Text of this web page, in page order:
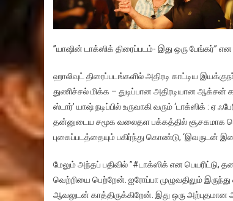
”யாஷின் டாக்ஸிக் திரைப்படம்- இது ஒரு பேங்கர்” என
ஹாலிவுட் திரைப்படங்களில் அதிரடி காட்டிய
துணிச்சல் மிக்க – துடிப்பான அதிரடியான ஆக்சன்
ஸ்டார்’ யாஷ் நடிப்பில் உருவாகி வரும் ‘டாக்ஸிக் :
தன்னுடைய சமூக வலைதள பக்கத்தில் சூசகமாக
புகைப்படத்தையும் பகிர்ந்து கொண்டு, ‘இவருடன்
மேலும் அந்தப் பதிவில் ”#டாக்ஸிக் என பெயரிட்டு,
வெற்றியை பெற்றேன். ஐரோப்பா முழுவதிலும்
ஆவலுடன் காத்திருக்கிறேன். இது ஒரு